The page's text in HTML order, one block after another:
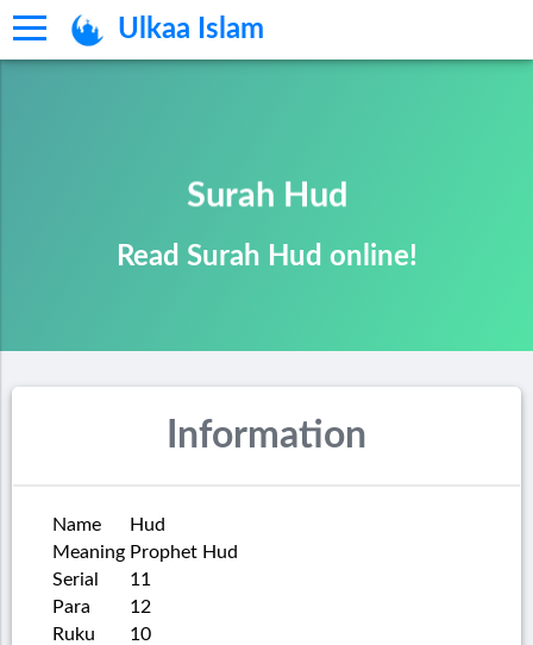
Ulkaa Islam
Surah Hud
Read Surah Hud online!
Information
Name
Hud
Meaning Prophet Hud
Serial
11
Para
12
Ruku
10